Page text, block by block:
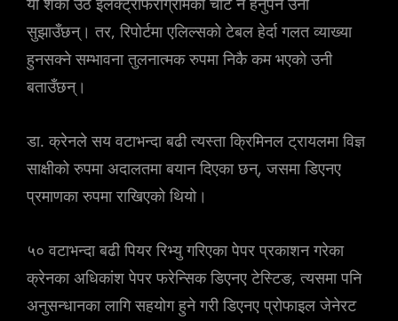
सुझाउँछन्। तर, रिपोर्टमा एलिल्सको टेबल हेर्दा गलत व्याख्या
हुनसक्ने सम्भावना तुलनात्मक रुपमा निकै कम भएको उनी
बताउँछन्।
डा. क्रेनले सय वटाभन्दा बढी त्यस्ता क्रिमिनल ट्रायलमा विज्ञ
साक्षीको रुपमा अदालतमा बयान दिएका छन्, जसमा डिएनए
प्रमाणका रुपमा राखिएको थियो।
५० वटाभन्दा बढी पियर रिभ्यु गरिएका पेपर प्रकाशन गरेका
क्रेनका अधिकांश पेपर फरेन्सिक डिएनए टेस्टिङ, त्यसमा पनि
अनुसन्धानका लागि सहयोग हुने गरी डिएनए प्रोफाइल जेनेरट